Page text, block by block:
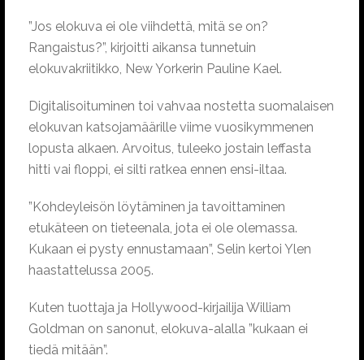
”Jos elokuva ei ole viihdettä, mitä se on?
Rangaistus?”, kirjoitti aikansa tunnetuin
elokuvakriitikko, New Yorkerin Pauline Kael.
Digitalisoituminen toi vahvaa nostetta suomalaisen
elokuvan katsojamäärille viime vuosikymmenen
lopusta alkaen. Arvoitus, tuleeko jostain leffasta
hitti vai floppi, ei silti ratkea ennen ensi-iltaa.
”Kohdeyleisön löytäminen ja tavoittaminen
etukäteen on tieteenala, jota ei ole olemassa.
Kukaan ei pysty ennustamaan”, Selin kertoi Ylen
haastattelussa 2005.
Kuten tuottaja ja Hollywood-kirjailija William
Goldman on sanonut, elokuva-alalla ”kukaan ei
tiedä mitään”.